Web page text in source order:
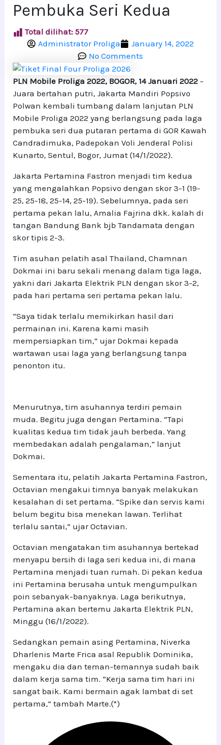
Pembuka Seri Kedua
Total dilihat: 577
Administrator Proliga
January 14, 2022
No Comments
PLN Mobile Proliga 2022, BOGOR, 14 Januari 2022 –
Juara bertahan putri, Jakarta Mandiri Popsivo
Polwan kembali tumbang dalam lanjutan PLN
Mobile Proliga 2022 yang berlangsung pada laga
pembuka seri dua putaran pertama di GOR Kawah
Candradimuka, Padepokan Voli Jenderal Polisi
Kunarto, Sentul, Bogor, Jumat (14/1/2022).
Jakarta Pertamina Fastron menjadi tim kedua
yang mengalahkan Popsivo dengan skor 3-1 (19-
25, 25-18, 25-14, 25-19). Sebelumnya, pada seri
pertama pekan lalu, Amalia Fajrina dkk. kalah di
tangan Bandung Bank bjb Tandamata dengan
skor tipis 2-3.
Tim asuhan pelatih asal Thailand, Chamnan
Dokmai ini baru sekali menang dalam tiga laga,
yakni dari Jakarta Elektrik PLN dengan skor 3-2,
pada hari pertama seri pertama pekan lalu.
“Saya tidak terlalu memikirkan hasil dari
permainan ini. Karena kami masih
mempersiapkan tim,” ujar Dokmai kepada
wartawan usai laga yang berlangsung tanpa
penonton itu.
Menurutnya, tim asuhannya terdiri pemain
muda. Begitu juga dengan Pertamina. “Tapi
kualitas kedua tim tidak jauh berbeda. Yang
membedakan adalah pengalaman,” lanjut
Dokmai.
Sementara itu, pelatih Jakarta Pertamina Fastron,
Octavian mengakui timnya banyak melakukan
kesalahan di set pertama. “Spike dan servis kami
belum begitu bisa menekan lawan. Terlihat
terlalu santai,” ujar Octavian.
Octavian mengatakan tim asuhannya bertekad
menyapu bersih di laga seri kedua ini, di mana
Pertamina menjadi tuan rumah. Di pekan kedua
ini Pertamina berusaha untuk mengumpulkan
poin sebanyak-banyaknya. Laga berikutnya,
Pertamina akan bertemu Jakarta Elektrik PLN,
Minggu (16/1/2022).
Sedangkan pemain asing Pertamina, Niverka
Dharlenis Marte Frica asal Republik Dominika,
mengaku dia dan teman-temannya sudah baik
dalam kerja sama tim. “Kerja sama tim hari ini
sangat baik. Kami bermain agak lambat di set
pertama,” tambah Marte.(*)